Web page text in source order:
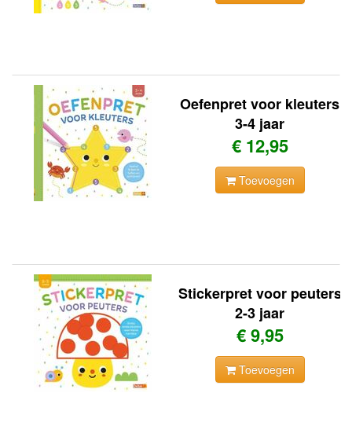
Oefenpret voor kleuters
3-4 jaar
€ 12,95
Toevoegen
Stickerpret voor peuters
2-3 jaar
€ 9,95
Toevoegen